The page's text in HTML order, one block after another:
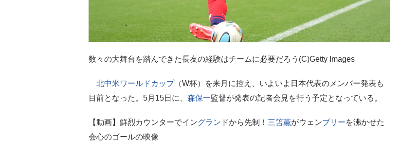
数々の大舞台を踏んできた長友の経験はチームに必要だろう(C)Getty Images
北中米ワールドカップ（W杯）を来月に控え、いよいよ日本代表のメンバー発表も
目前となった。5月15日に、 森保一監督が発表の記者会見を行う予定となっている。
【動画】鮮烈カウンターでイングラン ドから先制！ 三笘薫がウェンブリーを沸かせた
会心のゴールの映像